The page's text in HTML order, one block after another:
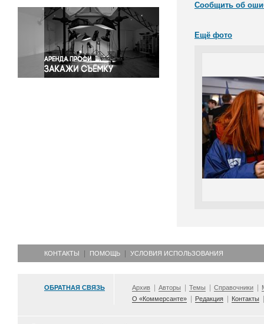
Светская жизнь
Спорт
Экология
Экономика и бизнес
Сообщить об
Ещё фото
КОНТАКТЫ ПОМОЩЬ УСЛОВИЯ ИСПОЛЬЗОВАНИЯ
ОБРАТНАЯ СВЯЗЬ Архив Авторы Темы Справочники
О «Коммерсанте»
Редакция Контакты